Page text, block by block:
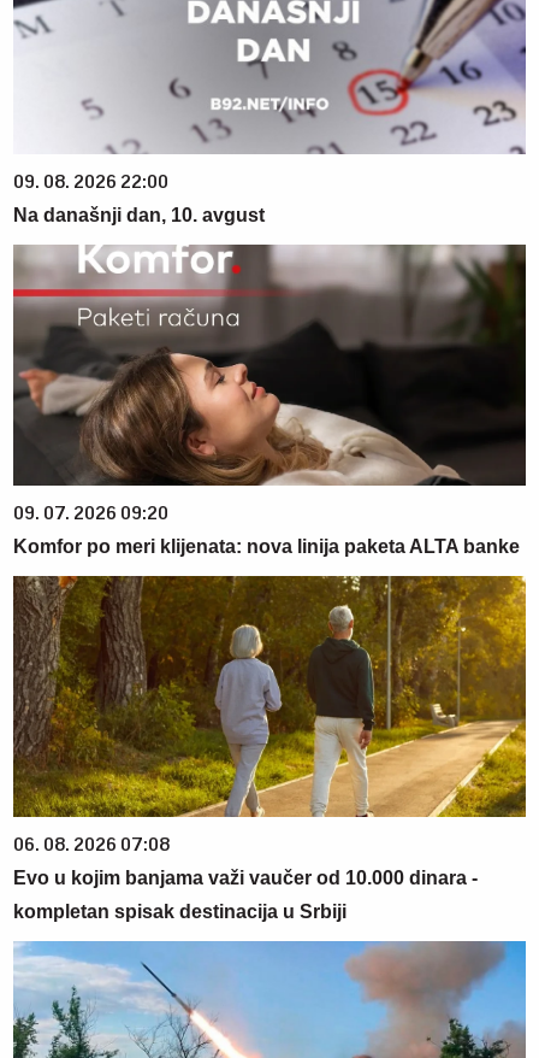
09. 08. 2026 22:00
Na današnji dan, 10. avgust
09. 07. 2026 09:20
Komfor po meri klijenata: nova linija paketa ALTA banke
06. 08. 2026 07:08
Evo u kojim banjama važi vaučer od 10.000 dinara -
kompletan spisak destinacija u Srbiji